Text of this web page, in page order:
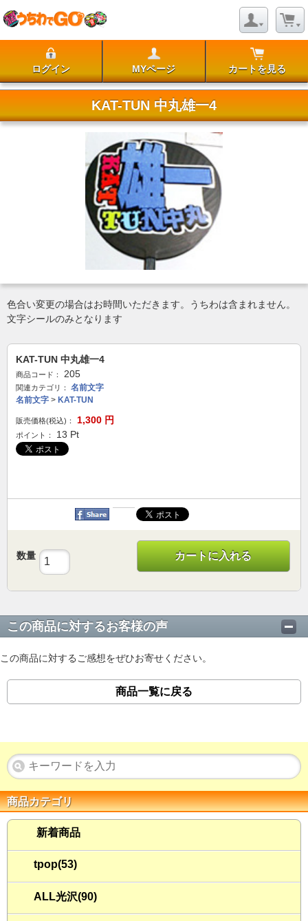
ログイン MYページ カートを見る
KAT-TUN 中丸雄一4
色合い変更の場合はお時間いただきます。うちわは含まれません。
文字シールのみとなります
KAT-TUN 中丸雄一4
商品コード： 205
関連カテゴリ：
名前文字
名前文字 > KAT-TUN
販売価格(税込)： 1,300 円
ポイント： 13 Pt
数量 カートに入れる
この商品に対するお客様の声
この商品に対するご感想をぜひお寄せください。
商品一覧に戻る
商品カテゴリ
新着商品
tpop(53)
ALL光沢(90)